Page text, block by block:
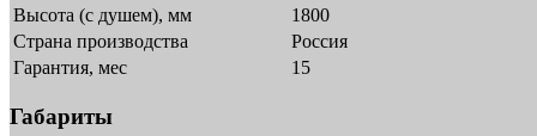
Высота (с душем), мм
1800
Страна производства
Россия
Гарантия, мес
15
Габариты